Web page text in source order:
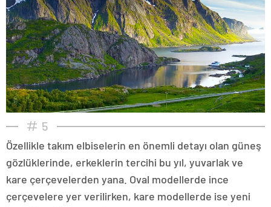
5
Özellikle takım elbiselerin en önemli detayı olan güneş
gözlüklerinde, erkeklerin tercihi bu yıl, yuvarlak ve
kare çerçevelerden yana. Oval modellerde ince
çerçevelere yer verilirken, kare modellerde ise yeni